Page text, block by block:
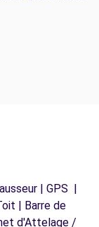
| GPS |
| Barre de
d'Attelage /